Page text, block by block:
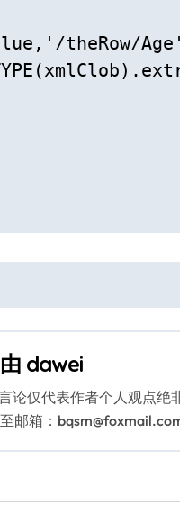
theRow/
由 dawei
论仅代表作者个人观点
邮箱：